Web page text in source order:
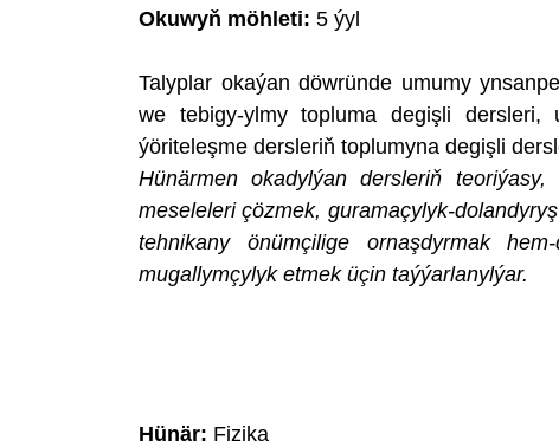
Okuwyň möhleti: 5 ýyl
Talyplar okaýan döwründe umumy
we tebigy-ylmy topluma degişli
ýöriteleşme dersleriň toplumyna degişli
Hünärmen okadylýan dersleriň
meseleleri çözmek, guramaçylyk-
tehnikany önümçilige ornaşdyrmak
mugallymçylyk etmek üçin taýýarlanylýar.
Hünär: Fizika